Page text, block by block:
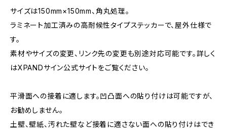
サイズは150mm×150mm、角丸処理。
ラミネート加工済みの高耐候性タイプステッカーで、屋外仕様で
す。
素材やサイズの変更、リンク先の変更も別途対応可能です。詳しく
はXPANDサイン公式サイトをご覧ください。
平滑面への接着に適します。凹凸面への貼り付けは可能ですが、
お勧めしません。
土壁、壁紙、汚れた壁など接着に適さない面への貼り付けはでき